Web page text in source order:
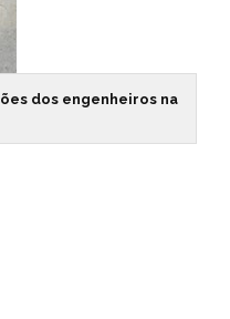
dos engenheiros na